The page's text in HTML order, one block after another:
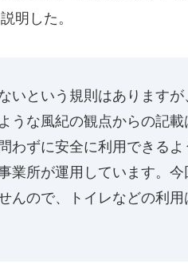
明した。
いという規則はあります
うな風紀の観点からの記載
わずに安全に利用できるよ
業所が運用しています。
んので、トイレなどの利用